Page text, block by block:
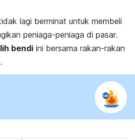
lagi berminat untuk membeli
peniaga-peniaga di pasar.
bendi ini bersama rakan-rakan